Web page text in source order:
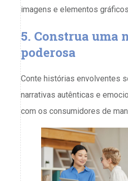
imagens e elementos gráficos.
5. Construa uma
poderosa
Conte histórias envolventes
narrativas autênticas e
com os consumidores de